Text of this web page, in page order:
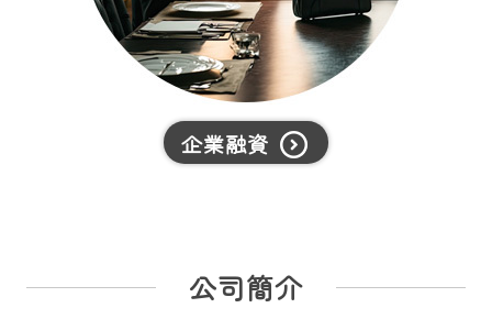
企業融資
公司簡介